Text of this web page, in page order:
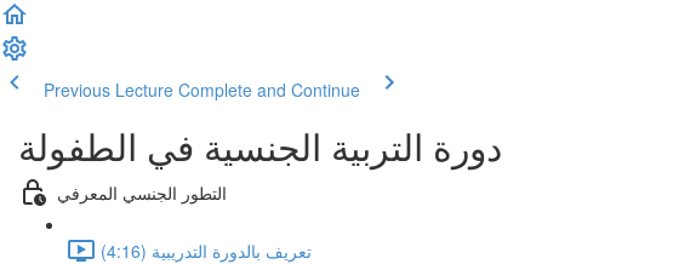
Previous Lecture Complete and Continue
دورة التربية الجنسية في الطفولة
التطور الجنسي المعرفي
تعريف بالدورة التدريبية (4:16)